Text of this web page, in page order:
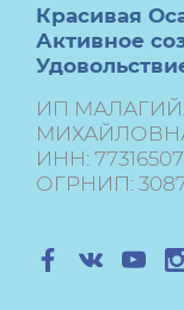
Красивая
Активное
ИП
ИНН:
ОГРНИП: